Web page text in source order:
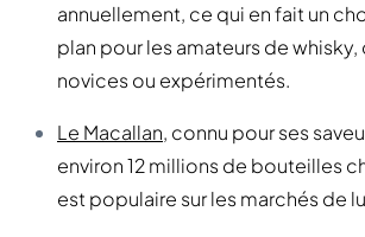
annuellement, ce qui en fait un
plan pour les amateurs de
novices ou expérimentés.
Le Macallan, connu pour ses
environ 12 millions de bouteilles
est populaire sur les marchés de